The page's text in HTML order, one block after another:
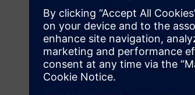
Build
Розширює або будує
Xcelerator шляхом
створює нове рішення
продукту Siemens